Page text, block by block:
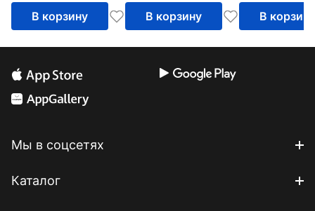
В корзину В корзину В корзину
Мы в соцсетях
Каталог